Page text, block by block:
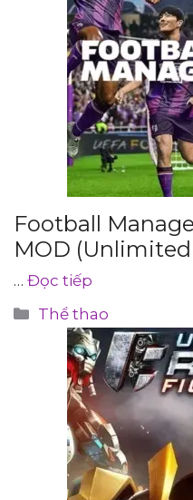
Football
MOD (Unlimited
… Đọc tiếp
Danh
mục
Thể thao